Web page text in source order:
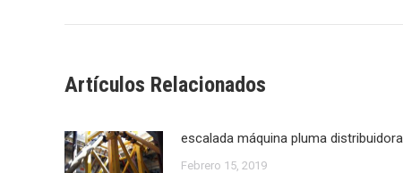
Artículos Relacionados
escalada máquina pluma distribuidora
Febrero 15, 2019